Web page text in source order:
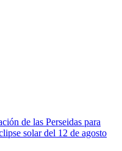
de las Perseidas para
solar del 12 de agosto